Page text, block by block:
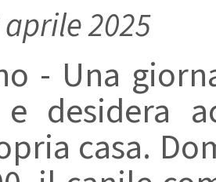
2025
- Una
desidera
casa.